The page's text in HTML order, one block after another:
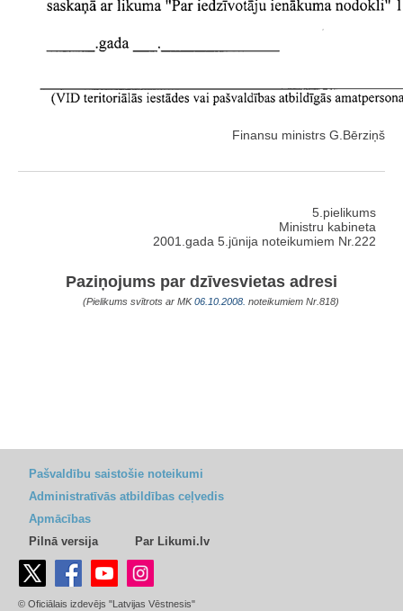
Finansu ministrs G.Bērziņš
5.pielikums
Ministru kabineta
2001.gada 5.jūnija noteikumiem Nr.222
Paziņojums par dzīvesvietas adresi
(Pielikums svītrots ar MK06.10.2008. noteikumiem Nr.818)
Pašvaldību saistošie noteikumi
Administratīvās atbildības ceļvedis
Apmācības
Pilnā versija
Par Likumi.lv
© Oficiālais izdevējs "Latvijas Vēstnesis"